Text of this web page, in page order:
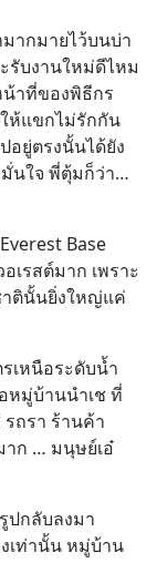
ากมายไว้บนบ่า
รับงานใหม่ดีไหม
น้าที่ของพิธีกร
ห้แขกไม่รักกัน
อยู่ตรงนั้นได้ยัง
นใจ พี่ตุ้มก็ว่า…
Base
เรสต์มาก เพราะ
ตินั้นยิ่งใหญ่แค่
รเหนือระดับน้ำ
หมู่บ้านนำเช ที่
ถรา ร้านค้า
าก … มนุษย์เอ๋
ปกลับลงมา
เท่านั้น หมู่บ้าน